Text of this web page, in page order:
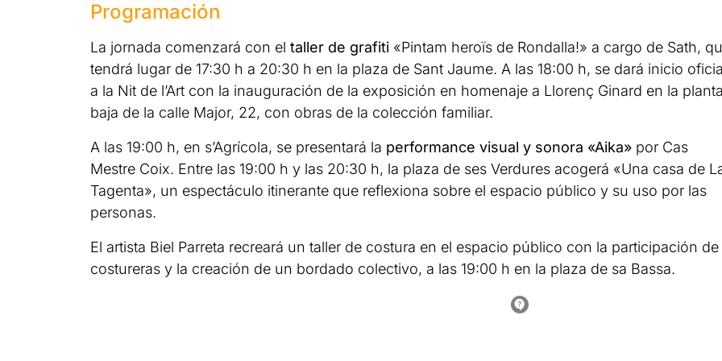
Programación
La jornada comenzará con el taller de grafiti «Pintam heroïs de Rondalla!» a cargo de Sath,
tendrá lugar de 17:30 h a 20:30 h en la plaza de Sant Jaume. A las 18:00 h, se dará inicio
a la Nit de l’Art con la inauguración de la exposición en homenaje a Llorenç Ginard en la planta
baja de la calle Major, 22, con obras de la colección familiar.
A las 19:00 h, en s’Agrícola, se presentará la performance visual y sonora «Aika» por Cas
Mestre Coix. Entre las 19:00 h y las 20:30 h, la plaza de ses Verdures acogerá «Una casa de
Tagenta», un espectáculo itinerante que reflexiona sobre el espacio público y su uso por las
personas.
El artista Biel Parreta recreará un taller de costura en el espacio público con la participación de
costureras y la creación de un bordado colectivo, a las 19:00 h en la plaza de sa Bassa.